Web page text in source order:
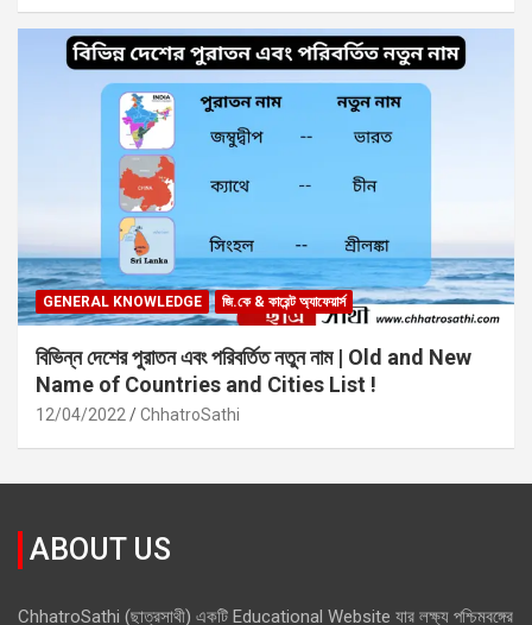
GENERAL KNOWLEDGE জি.কে & কারেন্ট অ্যাফেয়ার্স
বিভিন্ন দেশের পুরাতন এবং পরিবর্তিত নতুন নাম | Old and New
Name of Countries and Cities List !
12/04/2022 ChhatroSathi
ABOUT US
ChhatroSathi (ছাত্রসাথী) একটি Educational Website যার লক্ষ্য পশ্চিমবঙ্গের